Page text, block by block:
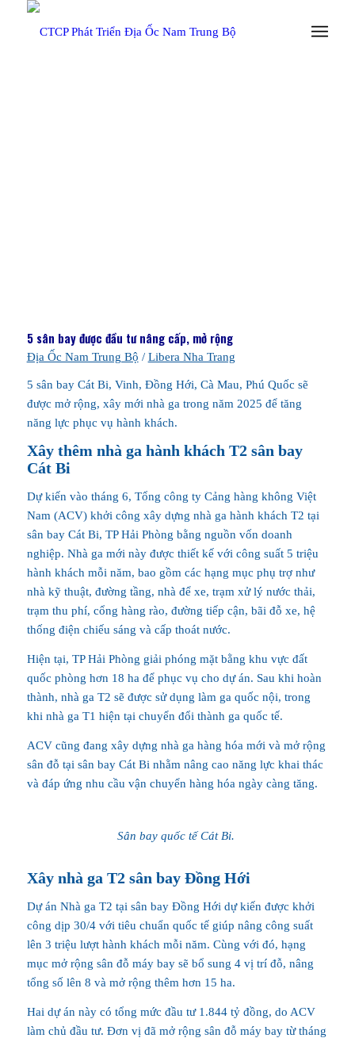
5 sân bay được đầu tư nâng cấp, mở rộng
Địa Ốc Nam Trung Bộ / Libera Nha Trang
5 sân bay Cát Bi, Vinh, Đồng Hới, Cà Mau, Phú Quốc sẽ
được mở rộng, xây mới nhà ga trong năm 2025 để tăng
năng lực phục vụ hành khách.
Xây thêm nhà ga hành khách T2 sân bay
Cát Bi
Dự kiến vào tháng 6, Tổng công ty Cảng hàng không Việt
Nam (ACV) khởi công xây dựng nhà ga hành khách T2 tại
sân bay Cát Bi, TP Hải Phòng bằng nguồn vốn doanh
nghiệp. Nhà ga mới này được thiết kế với công suất 5 triệu
hành khách mỗi năm, bao gồm các hạng mục phụ trợ như
nhà kỹ thuật, đường tầng, nhà để xe, trạm xử lý nước thải,
trạm thu phí, cổng hàng rào, đường tiếp cận, bãi đỗ xe, hệ
thống điện chiếu sáng và cấp thoát nước.
Hiện tại, TP Hải Phòng giải phóng mặt bằng khu vực đất
quốc phòng hơn 18 ha để phục vụ cho dự án. Sau khi hoàn
thành, nhà ga T2 sẽ được sử dụng làm ga quốc nội, trong
khi nhà ga T1 hiện tại chuyển đổi thành ga quốc tế.
ACV cũng đang xây dựng nhà ga hàng hóa mới và mở rộng
sân đỗ tại sân bay Cát Bi nhằm nâng cao năng lực khai thác
và đáp ứng nhu cầu vận chuyển hàng hóa ngày càng tăng.
Sân bay quốc tế Cát Bi.
Xây nhà ga T2 sân bay Đồng Hới
Dự án Nhà ga T2 tại sân bay Đồng Hới dự kiến được khởi
công dịp 30/4 với tiêu chuẩn quốc tế giúp nâng công suất
lên 3 triệu lượt hành khách mỗi năm. Cùng với đó, hạng
mục mở rộng sân đỗ máy bay sẽ bổ sung 4 vị trí đỗ, nâng
tổng số lên 8 và mở rộng thêm hơn 15 ha.
Hai dự án này có tổng mức đầu tư 1.844 tỷ đồng, do ACV
làm chủ đầu tư. Đơn vị đã mở rộng sân đỗ máy bay từ tháng